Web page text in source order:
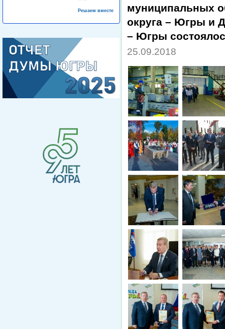
Решаем вместе
муниципальных
округа – Югры и
– Югры
25.09.2018